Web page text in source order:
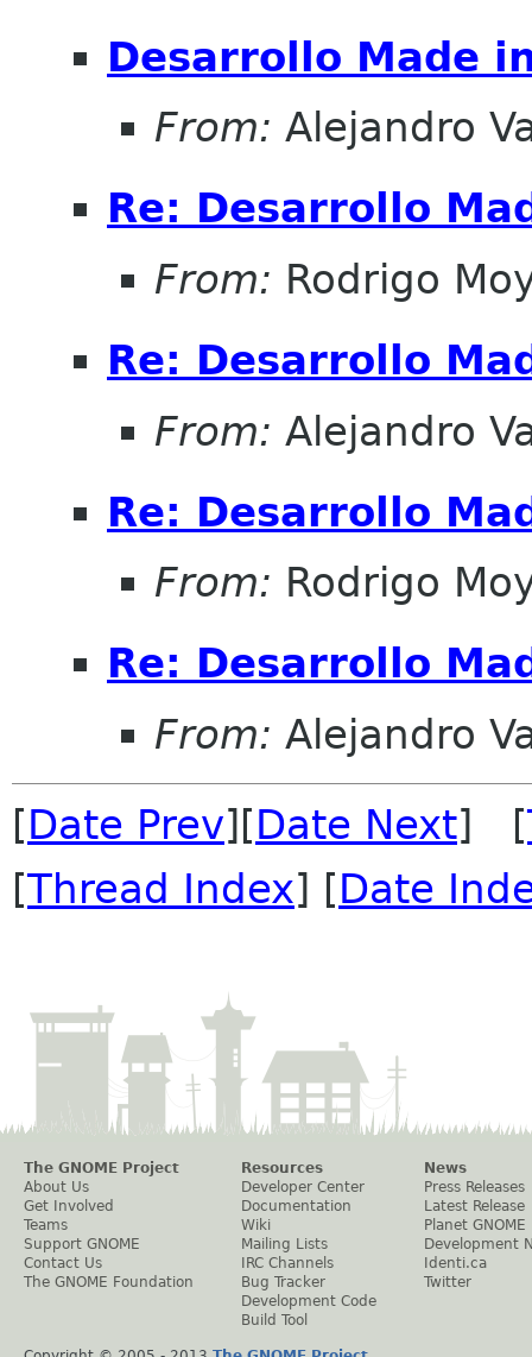
Desarrollo Made
From: Alejandro
Re: Desarrollo
From: Rodrigo
Re: Desarrollo
From: Alejandro
Re: Desarrollo
From: Rodrigo
Re: Desarrollo
From: Alejandro
[Date Prev][Date Next] [
[Thread Index] [Date
The GNOME Project
About Us
Get Involved
Teams
Support GNOME
Contact Us
The GNOME Foundation
Resources
Developer Center
Documentation
Wiki
Mailing Lists
IRC Channels
Bug Tracker
Development Code
Build Tool
News
Press Releases
Latest Release
Planet GNOME
Development
Identi.ca
Twitter